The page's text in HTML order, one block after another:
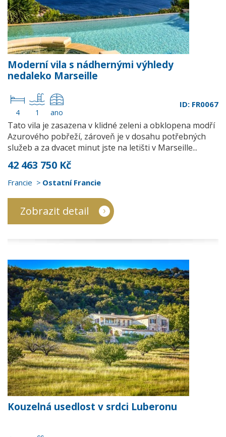
Moderní vila s nádhernými výhledy
nedaleko Marseille
4 1 ano
ID: FR0067
Tato vila je zasazena v klidné zeleni a obklopena modří
Azurového pobřeží, zároveň je v dosahu potřebných
služeb a za dvacet minut jste na letišti v Marseille...
42 463 750 Kč
Francie Ostatní Francie
Zobrazit detail
Kouzelná usedlost v srdci Luberonu